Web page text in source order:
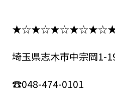
埼玉県志木市中宗岡1-
☎048-474-0101